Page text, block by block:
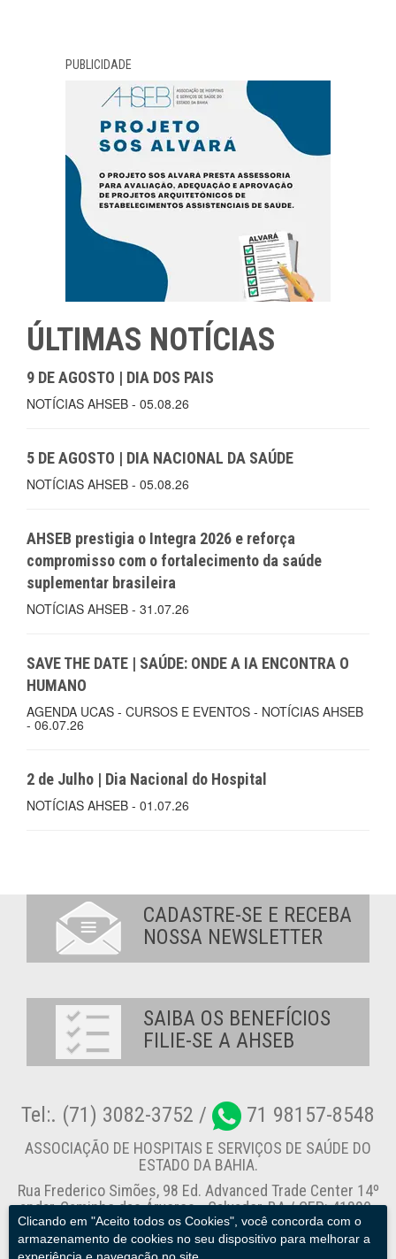
PUBLICIDADE
ÚLTIMAS NOTÍCIAS
9 DE AGOSTO | DIA DOS PAIS
NOTÍCIAS AHSEB - 05.08.26
5 DE AGOSTO | DIA NACIONAL DA SAÚDE
NOTÍCIAS AHSEB - 05.08.26
AHSEB prestigia o Integra 2026 e reforça
compromisso com o fortalecimento da saúde
suplementar brasileira
NOTÍCIAS AHSEB - 31.07.26
SAVE THE DATE | SAÚDE: ONDE A IA ENCONTRA O
HUMANO
AGENDA UCAS - CURSOS E EVENTOS - NOTÍCIAS AHSEB
- 06.07.26
2 de Julho | Dia Nacional do Hospital
NOTÍCIAS AHSEB - 01.07.26
Clicando em "Aceito todos os Cookies", você concorda com o
armazenamento de cookies no seu dispositivo para melhorar a
CADASTRE-SE E RECEBA
NOSSA NEWSLETTER
SAIBA OS BENEFÍCIOS
FILIE-SE A AHSEB
Tel:. (71) 3082-3752 / 71 98157-8548
ASSOCIAÇÃO DE HOSPITAIS E SERVIÇOS DE SAÚDE DO
ESTADO DA BAHIA.
Rua Frederico Simões, 98 Ed. Advanced Trade Center 14º
andar, Caminho das Árvores - Salvador-BA / CEP: 41820-
774